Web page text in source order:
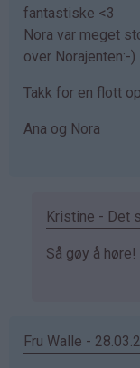
fantastiske <3
Nora var meget
over Norajenten:-)
Takk for en flott
Ana og Nora
Kristine - Det
Som
Ana
Så gøy å høre!
Fru Walle -